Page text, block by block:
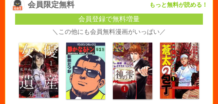
会員限定無料 もっと無料が読める！
会員登録で無料増量
＼この他にも会員無料漫画がいっぱい／